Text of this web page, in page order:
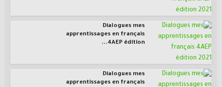
Dialogues mes
apprentissages en français
4AEP édition...
Dialogues mes
apprentissages en français